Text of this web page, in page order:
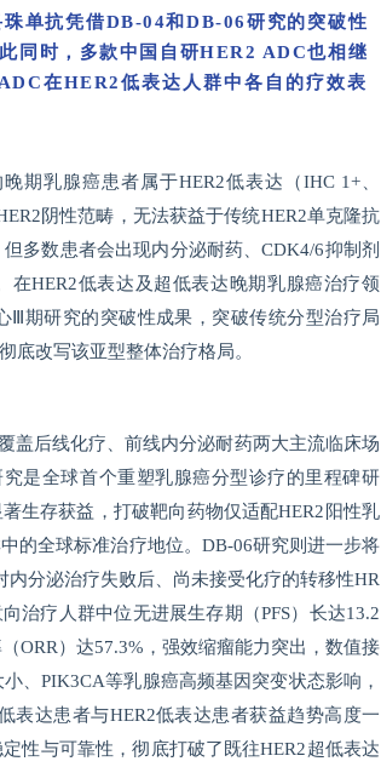
单抗凭借DB-04和DB-06研究的突破性
同时，多款中国自研HER2 ADC也相继
在HER2低表达人群中各自的疗效表
晚期乳腺癌患者属于HER2低表达（IHC 1+、
阴性范畴，无法获益于传统HER2单克隆抗
多数患者会出现内分泌耐药、CDK4/6抑制剂
HER2低表达及超低表达晚期乳腺癌治疗领
Ⅲ期研究的突破性成果，突破传统分型治疗局
底改写该亚型整体治疗格局。
盖后线化疗、前线内分泌耐药两大主流临床场
是全球首个重塑乳腺癌分型诊疗的里程碑研
生存获益，打破靶向药物仅适配HER2阳性乳
的全球标准治疗地位。DB-06研究则进一步将
分泌治疗失败后、尚未接受化疗的转移性HR
治疗人群中位无进展生存期（PFS）长达13.2
ORR）达57.3%，强效缩瘤能力突出，数值接
、PIK3CA等乳腺癌高频基因突变状态影响，
表达患者与HER2低表达患者获益趋势高度一
性与可靠性，彻底打破了既往HER2超低表达